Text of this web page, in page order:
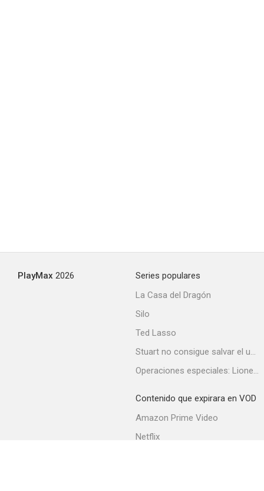
PlayMax 2026
Series populares
La Casa del Dragón
Silo
Ted Lasso
Stuart no consigue salvar el universo
Operaciones especiales: Lioness
Contenido que expirara en VOD
Amazon Prime Video
Netflix